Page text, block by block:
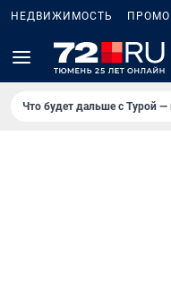
НЕДВИЖИМОСТЬ
Что будет дальше с Турой —